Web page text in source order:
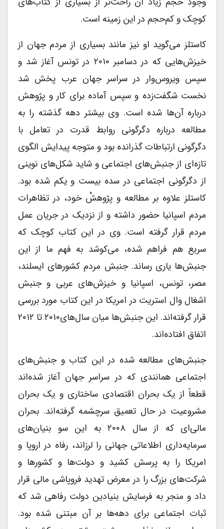
کوچک و کم‌حجم در این زمینه است.
کاستلز می‌گوید او نیز مانند بسیاری از مردم جهان از
خیزش‌هایی که در دسامبر ۲۰۱۰ در تونس آغاز شد و
سپس ویروس‌وار در سراسر جهان عرب پخش شد
نخست شگفت‌زده و سپس آماده برای کار و پژوهش
درباره آن‌ها شده است. وی بیشتر دهه گذشته را به
مطالعه درباره دگرگونی روابط قدرت در تعامل با
دگرگونی ارتباطات گذرانده بود و متوجه پیدایش الگوی
تازه‌ای از جنبش‌های اجتماعی و شاید شکل‌های نوینی
از دگرگونی اجتماعی در سده بیست و یکم شده بود.
کاستلز علاوه بر مطالعه و پژوهشْ خود، در تظاهرات
مردم اسپانیا حضور داشته و از نزدیک در جریان عمل
مردم قرار گرفته است. وی در این کتاب کوچک که
سریع هم فراهم شده، می‌کوشد به فهم ما از این
جنبش‌ها یاری رساند. جنبش مردم کشورهای ایسلند،
مصر، تونس، اسپانیا و خیزش‌های عربی و جنبش
اشغال وال استریت در امریکا در این کتاب مورد بررسی
قرار گرفته‌اند. این جنبش‌ها میان سال‌های۲۰۱۰ تا ۲۰۱۲
اتفاق افتاده‌اند.
جنبش‌های مطالعه شده در این کتاب و جنبش‌های
اجتماعی همانندی که در سراسر جهان آ‎غاز شده‌اند
قطعاً از یک بحران اقتصادی ساختاری و یک بحران
مشروعیت در حال تعمیق سرچشمه گرفته‌اند. بحران
مالی‌ای که از سال ۲۰۰۸ به این سو بنیان‌های
سرمایه‌داری اطلاعاتی جهانی را لرزاند، رفاه در اروپا و
امریکا را به پرسش کشید و دولت‌ها و کشورها و
شرکت‌های بزرگ را در معرض تهدید فروپاشی مالی قرار
داد و منجر به فرسایش بنیادین دولت رفاهی شد که
ثبات اجتماعی برای دهه‌ها بر آن مبتنی شده بود.